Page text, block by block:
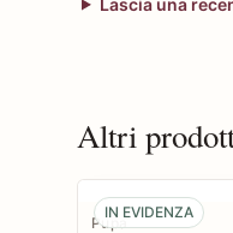
Altri
IN EVIDENZA
Pupa